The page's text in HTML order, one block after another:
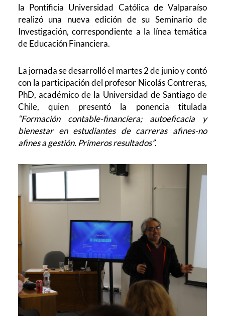
la Pontificia Universidad Católica de Valparaíso
realizó una nueva edición de su Seminario de
Investigación, correspondiente a la línea temática
de Educación Financiera.
La jornada se desarrolló el martes 2 de junio y contó
con la participación del profesor Nicolás Contreras,
PhD, académico de la Universidad de Santiago de
Chile, quien presentó la ponencia titulada
“Formación contable-financiera; autoeficacia y
bienestar en estudiantes de carreras afines-no
afines a gestión. Primeros resultados”.